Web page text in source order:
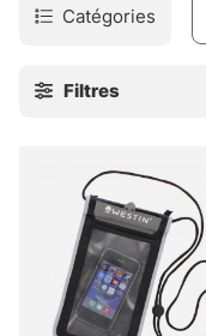
Catégories
Filtres